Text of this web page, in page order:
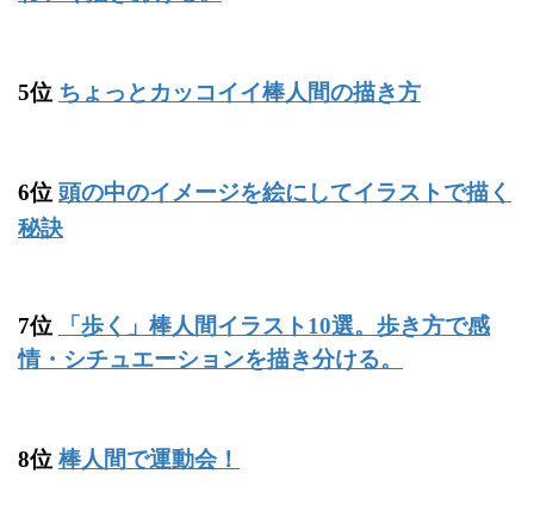
5位 ちょっとカッコイイ棒人間の描き方
6位 頭の中のイメージを絵にしてイラストで描く
秘訣
7位
「歩く」棒人間イラスト10選。歩き方で感
情・シチュエーションを描き分ける。
8位 棒人間で運動会！